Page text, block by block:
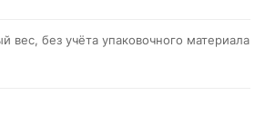
вес, без учёта упаковочного материала